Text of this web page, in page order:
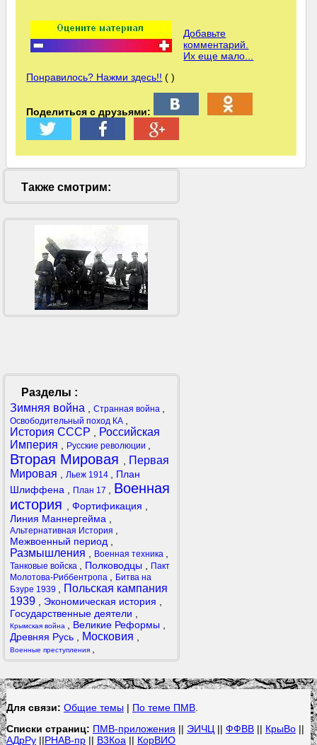
Добавьте
комментарий.
Их еще мало...
Понравилось? Нажми здесь!! ( )
Поделиться с друзьями:
Также смотрим:
Разделы :
Зимняя война
Странная война
Освободительный поход КА
История СССР
Российская
Империя
Русские революции
Вторая Мировая
Первая
Мировая
Льеж 1914
План
Шлиффена
План 17
Военная
история
Фортификация
Линия Маннергейма
Альтернативная История
Межвоенный период
Размышления Военная техника
Танковые войска Полководцы
Пакт
Молотова-Риббентропа
Битва на
Бзуре 1939
Польская кампания
1939
Экономическая история
Государственные деятели
Крымская война Великие Реформы
Древняя Русь
Московия
Военные преступления
Для связи: Общие темы | По теме ПМВ.
Списки страниц: ПМВ-приложения || ЭИЧЦ || ФФВВ|| КрыВо||
АДрРу||РНАВ-пр|| В3Коа || КорВИО